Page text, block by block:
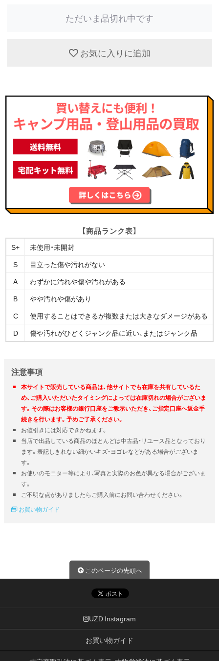
ただいま品切れ中です
お気に入りに追加
【商品ランク表】
S+
未使用・未開封
S
目立った傷や汚れがない
A
わずかに汚れや傷や汚れがある
B
やや汚れや傷があり
C
使用することはできるが複数または大きなダメージがある
D
傷や汚れがひどくジャンク品に近い、またはジャンク品
注意事項
本サイトで販売している商品は、他サイトでも在庫を共有しているた
め、ご購入いただいたタイミングによっては在庫切れの場合がございま
す。その際はお客様の銀行口座をご教示いただき、ご指定口座へ返金手
続きを行います。予めご了承ください。
お値引きには対応できかねます。
当店で出品している商品のほとんどは中古品・リユース品となっており
ます。表記しきれない細かいキズ・ヨゴレなどがある場合がございま
す。
お使いのモニター等により、写真と実際のお色が異なる場合がございま
す。
ご不明な点がありましたらご購入前にお問い合わせください。
お買い物ガイド
このページの先頭へ
UZD Instagram
お買い物ガイド